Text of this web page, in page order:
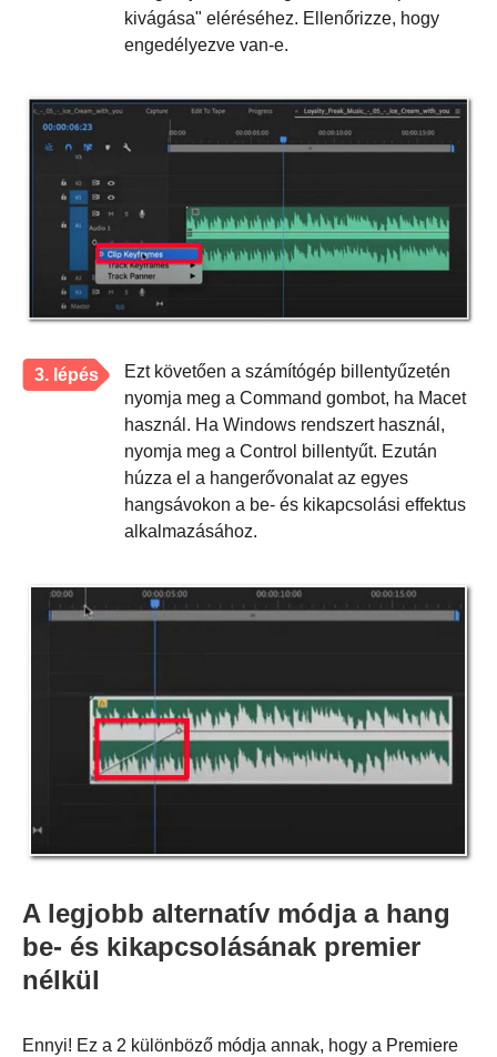
kivágása" eléréséhez. Ellenőrizze, hogy
engedélyezve van-e.
3. lépés
Ezt követően a számítógép billentyűzetén
nyomja meg a Command gombot, ha Macet
használ. Ha Windows rendszert használ,
nyomja meg a Control billentyűt. Ezután
húzza el a hangerővonalat az egyes
hangsávokon a be- és kikapcsolási effektus
alkalmazásához.
A legjobb alternatív módja a hang
be- és kikapcsolásának premier
nélkül
Ennyi! Ez a 2 különböző módja annak, hogy a Premiere